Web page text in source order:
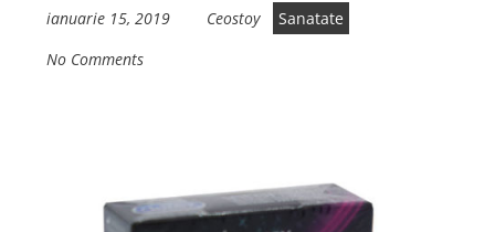
ianuarie 15, 2019 Ceostoy
Sanatate
No Comments